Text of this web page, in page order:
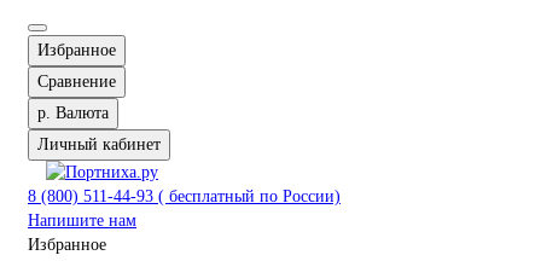
Избранное
Сравнение
р. Валюта
Личный кабинет
8 (800) 511-44-93 ( бесплатный по России)
Напишите нам
Избранное